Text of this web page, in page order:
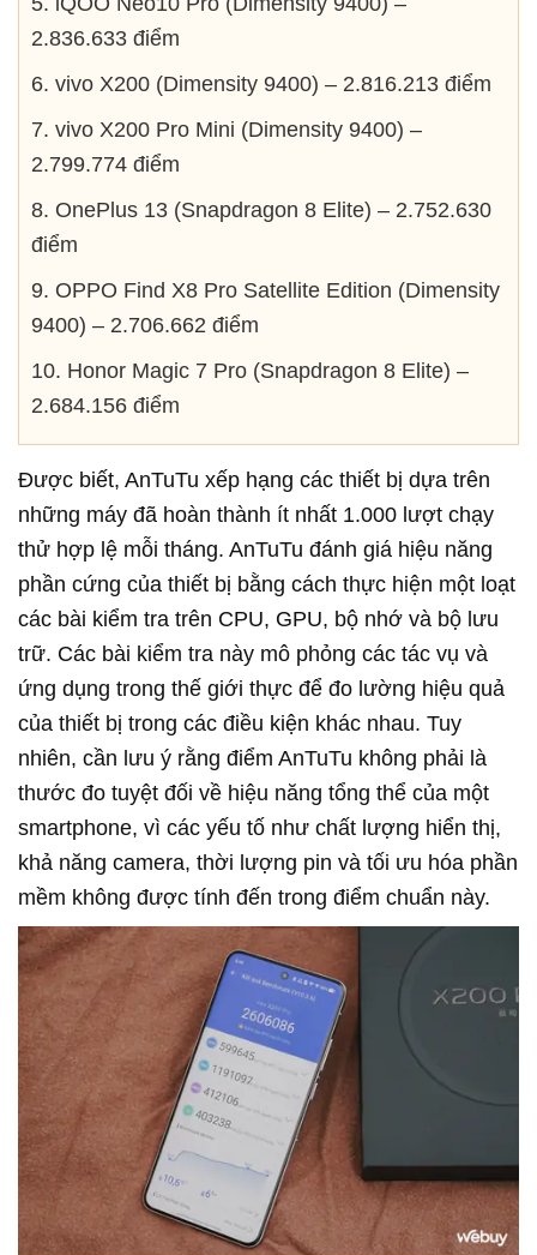
2.836.633 điểm
6. vivo X200 (Dimensity 9400) – 2.816.213 điểm
7. vivo X200 Pro Mini (Dimensity 9400) –
2.799.774 điểm
8. OnePlus 13 (Snapdragon 8 Elite) – 2.752.630
điểm
9. OPPO Find X8 Pro Satellite Edition (Dimensity
9400) – 2.706.662 điểm
10. Honor Magic 7 Pro (Snapdragon 8 Elite) –
2.684.156 điểm
Được biết, AnTuTu xếp hạng các thiết bị dựa trên
những máy đã hoàn thành ít nhất 1.000 lượt chạy
thử hợp lệ mỗi tháng. AnTuTu đánh giá hiệu năng
phần cứng của thiết bị bằng cách thực hiện một loạt
các bài kiểm tra trên CPU, GPU, bộ nhớ và bộ lưu
trữ. Các bài kiểm tra này mô phỏng các tác vụ và
ứng dụng trong thế giới thực để đo lường hiệu quả
của thiết bị trong các điều kiện khác nhau. Tuy
nhiên, cần lưu ý rằng điểm AnTuTu không phải là
thước đo tuyệt đối về hiệu năng tổng thể của một
smartphone, vì các yếu tố như chất lượng hiển thị,
khả năng camera, thời lượng pin và tối ưu hóa phần
mềm không được tính đến trong điểm chuẩn này.